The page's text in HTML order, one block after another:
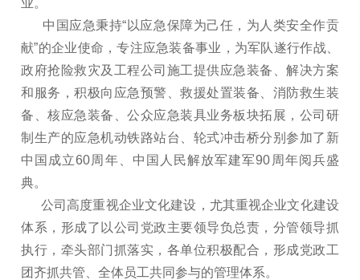
中国应急秉持“以应急保障为己任，为人类安全作贡
献”的企业使命，专注应急装备事业，为军队遂行作战、
政府抢险救灾及工程公司施工提供应急装备、解决方案
和服务，积极向应急预警、救援处置装备、消防救生装
备、核应急装备、公众应急装具业务板块拓展，公司研
制生产的应急机动铁路站台、轮式冲击桥分别参加了新
中国成立60周年、中国人民解放军建军90周年阅兵盛
典。
公司高度重视企业文化建设，尤其重视企业文化建设
体系，形成了以公司党政主要领导负总责，分管领导抓
执行，牵头部门抓落实，各单位积极配合，形成党政工
团齐抓共管、全体员工共同参与的管理体系。